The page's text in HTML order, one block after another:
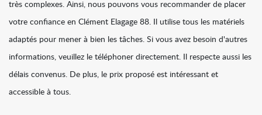
très complexes. Ainsi, nous pouvons vous recommander de placer
votre confiance en Clément Elagage 88. Il utilise tous les matériels
adaptés pour mener à bien les tâches. Si vous avez besoin d'autres
informations, veuillez le téléphoner directement. Il respecte aussi les
délais convenus. De plus, le prix proposé est intéressant et
accessible à tous.